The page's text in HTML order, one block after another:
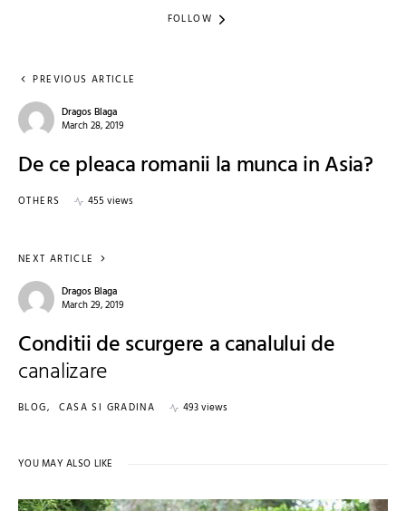
FOLLOW
PREVIOUS ARTICLE
Dragos Blaga
March 28, 2019
De ce pleaca romanii la munca in Asia?
OTHERS 455 views
NEXT ARTICLE
Dragos Blaga
March 29, 2019
Conditii de scurgere a canalului de
canalizare
BLOG CASA SI GRADINA 493 views
YOU MAY ALSO LIKE